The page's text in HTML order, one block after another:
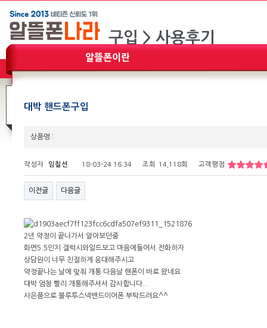
대박 핸드폰구입
상품명 :
작성자 임칠선 18-03-24 16:34 조회 14,118회 고객평점
이전글 다음글
2년 약정이 끝나가서 알아보던중
화면5.5인치 갤럭시와일드보고 마음에들어서 전화하자
상담원이 너무 친절하게 응대해주시고
약정끝나는 날에 맟춰 개통 다음날 핸폰이 바로 왔네요
대박 엄청 빨리 개통해주셔서 감사합니다..
사은품으로 블루투스넥밴드이어폰 부탁드려요^^